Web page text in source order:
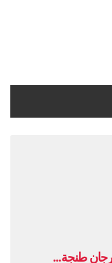
طنجة...